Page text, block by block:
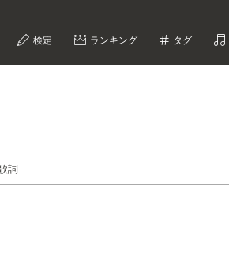
検定 ランキング タグ
詞